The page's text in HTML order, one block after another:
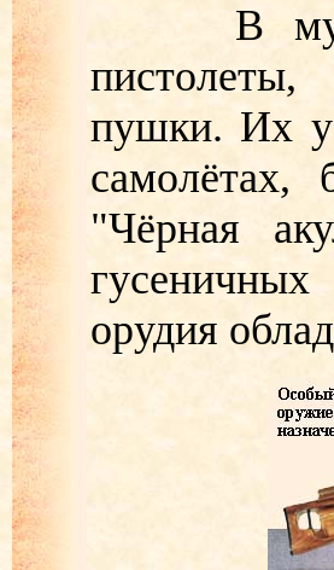
В музее
пистолеты,
пушки. Их
самолётах,
"Чёрная
орудия